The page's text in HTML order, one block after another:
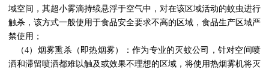
域空间，其超小雾滴持续悬浮于空气中，对在该区域活动的蚊虫进行
触杀，该方式一般使用于食品安全要求不高的区域，食品生产区域严
禁使用；
（4）烟雾熏杀（即热烟雾）：作为专业的灭蚊公司，针对空间喷
洒和滞留喷洒都难以触及或效果不理想的区域，将使用热烟雾机将灭